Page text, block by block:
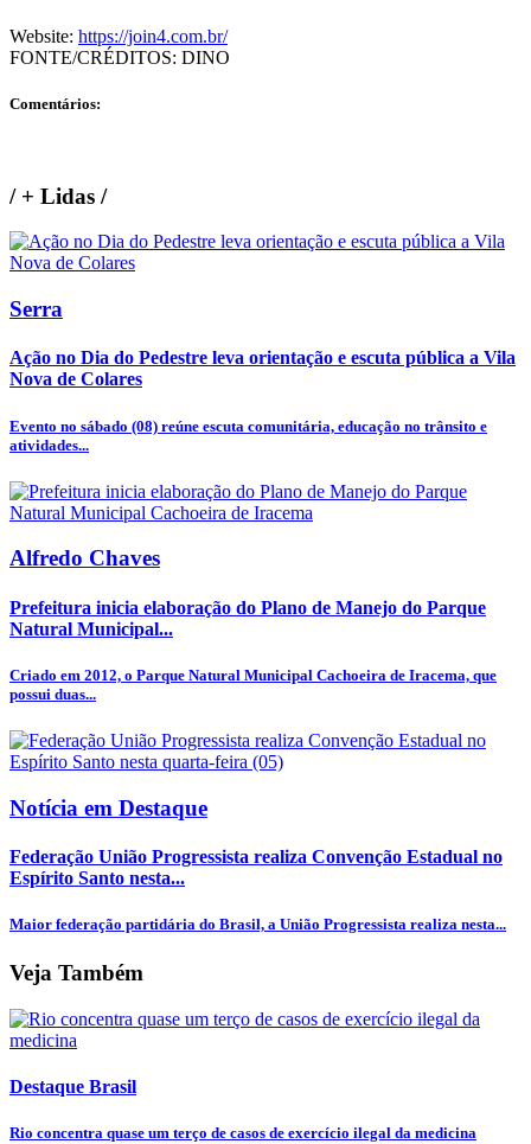
Website: https://join4.com.br/
FONTE/CRÉDITOS: DINO
Comentários:
/+ Lidas /
Serra
Ação no Dia do Pedestre leva orientação e escuta pública a Vila
Nova de Colares
Evento no sábado (08) reúne escuta comunitária, educação no trânsito e
atividades...
Alfredo Chaves
Prefeitura inicia elaboração do Plano de Manejo do Parque
Natural Municipal...
Criado em 2012, o Parque Natural Municipal Cachoeira de Iracema, que
possui duas...
Notícia em Destaque
Federação União Progressista realiza Convenção Estadual no
Espírito Santo nesta...
Maior federação partidária do Brasil, a União Progressista realiza nesta...
Veja Também
Destaque Brasil
Rio concentra quase um terço de casos de exercício ilegal da medicina